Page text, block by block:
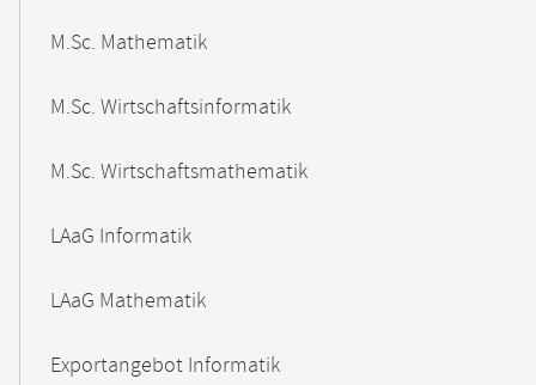
M.Sc. Mathematik
M.Sc. Wirtschaftsinformatik
M.Sc. Wirtschaftsmathematik
LAaG Informatik
LAaG Mathematik
Exportangebot Informatik